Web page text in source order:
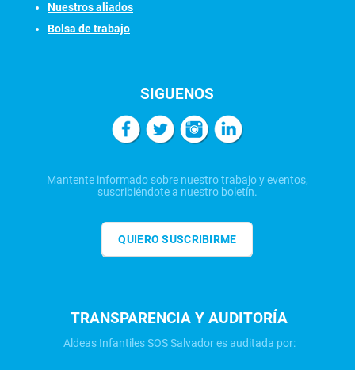
Nuestros aliados
Bolsa de trabajo
SIGUENOS
Mantente informado sobre nuestro trabajo y eventos,
suscribiéndote a nuestro boletín.
QUIERO SUSCRIBIRME
TRANSPARENCIA Y AUDITORÍA
Aldeas Infantiles SOS Salvador es auditada por: